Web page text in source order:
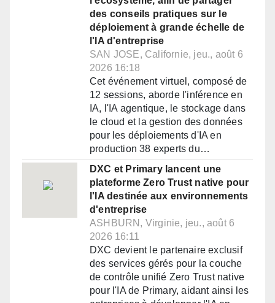
des conseils pratiques sur le
déploiement à grande échelle de
l'IA d'entreprise
SAN JOSE, Californie, jeu., août 6
2026 16:18
Cet événement virtuel, composé de
12 sessions, aborde l'inférence en
IA, l'IA agentique, le stockage dans
le cloud et la gestion des données
pour les déploiements d'IA en
production 38 experts du…
DXC et Primary lancent une
plateforme Zero Trust native pour
l'IA destinée aux environnements
d'entreprise
ASHBURN, Virginie, jeu., août 6
2026 16:11
DXC devient le partenaire exclusif
des services gérés pour la couche
de contrôle unifié Zero Trust native
pour l'IA de Primary, aidant ainsi les